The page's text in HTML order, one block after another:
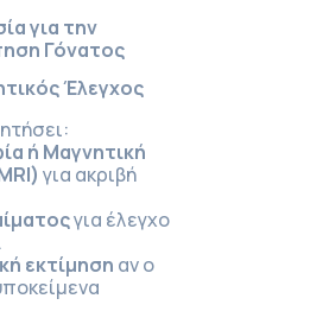
για την
Γόνατος
Έλεγχος
ή Μαγνητική
για ακριβή
για έλεγχο
εκτίμηση αν ο